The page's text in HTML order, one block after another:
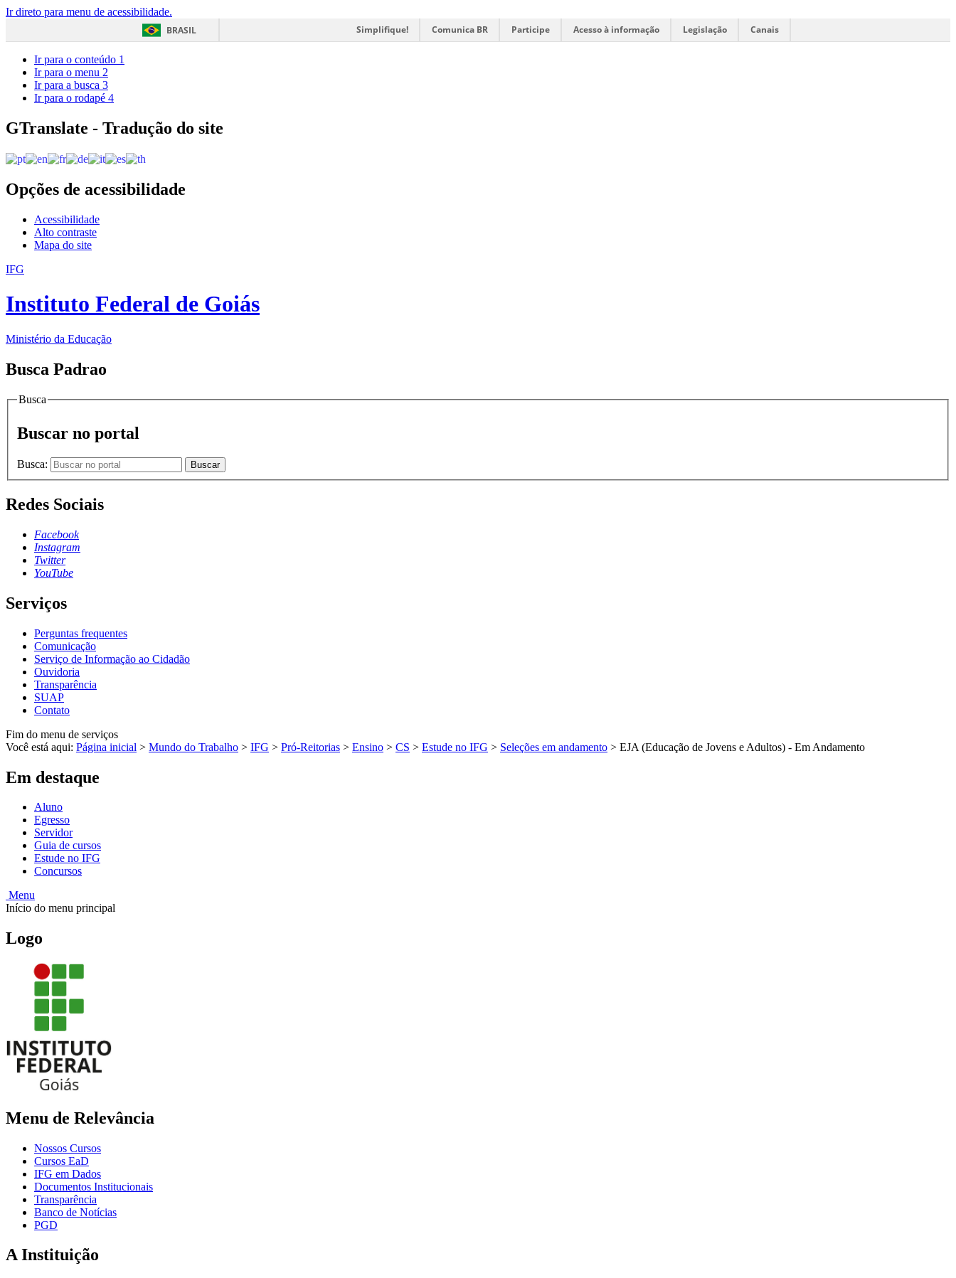
Ir direto para menu de acessibilidade.
BRASIL
Simplifique! Comunica BR Participe Acesso à informação Legislação Canais
Ir para o conteúdo 1
Ir para o menu 2
Ir para a busca 3
Ir para o rodapé 4
GTranslate - Tradução do site
Opções de acessibilidade
Acessibilidade
Alto contraste
Mapa do site
IFG
Instituto Federal de Goiás
Ministério da Educação
Busca Padrao
Busca
Buscar no portal
Busca: Buscar
Redes Sociais
Facebook
Instagram
Twitter
YouTube
Serviços
Perguntas frequentes
Comunicação
Serviço de Informação ao Cidadão
Ouvidoria
Transparência
SUAP
Contato
Fim do menu de serviços
Você está aqui: Página inicial > Mundo do Trabalho > IFG > Pró-Reitorias > Ensino > CS > Estude no IFG > Seleções em andamento > EJA (Educação de Jovens e Adultos) - Em Andamento
Em destaque
Aluno
Egresso
Servidor
Guia de cursos
Estude no IFG
Concursos
Menu
Início do menu principal
Logo
Menu de Relevância
Nossos Cursos
Cursos EaD
IFG em Dados
Documentos Institucionais
Transparência
Banco de Notícias
PGD
A Instituição